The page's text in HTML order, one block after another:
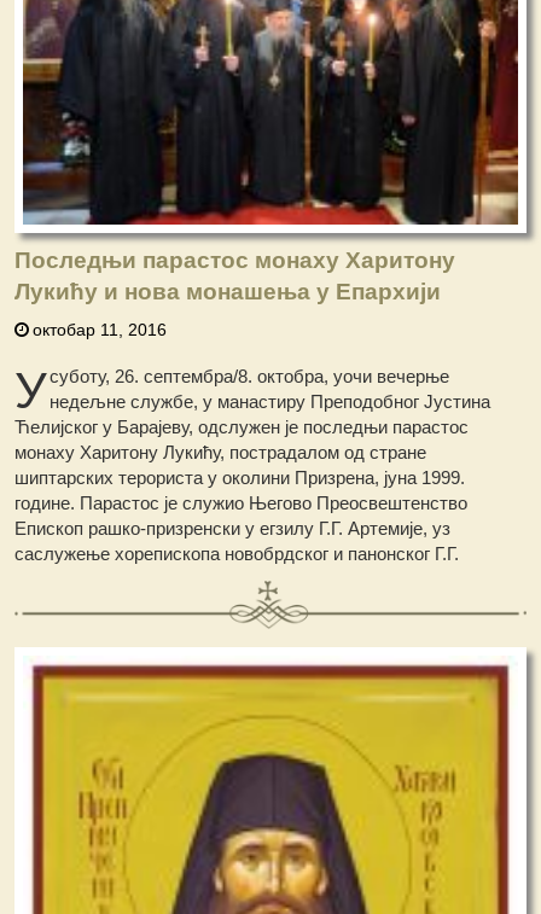
Последњи парастос монаху Харитону
Лукићу и нова монашења у Епархији
октобар 11, 2016
Усуботу, 26. септембра/8. октобра, уочи вечерње
недељне службе, у манастиру Преподобног Јустина
Ћелијског у Барајеву, одслужен је последњи парастос
монаху Харитону Лукићу, пострадалом од стране
шиптарских терориста у околини Призрена, јуна 1999.
године. Парастос је служио Његово Преосвештенство
Епископ рашко-призренски у егзилу Г.Г. Артемије, уз
саслужење хорепископа новобрдског и панонског Г.Г.